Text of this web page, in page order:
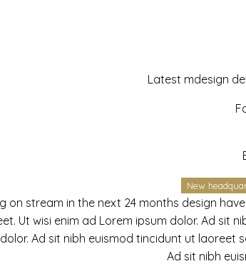
Latest mdesign
New
on stream in the next 24 months design
Ut wisi enim ad Lorem ipsum dolor. Ad
Ad sit nibh euismod tincidunt ut
Ad sit nibh